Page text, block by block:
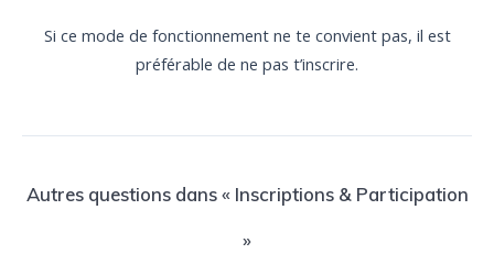
Si ce mode de fonctionnement ne te convient pas, il est
préférable de ne pas t’inscrire.
Autres questions dans « Inscriptions & Participation
»